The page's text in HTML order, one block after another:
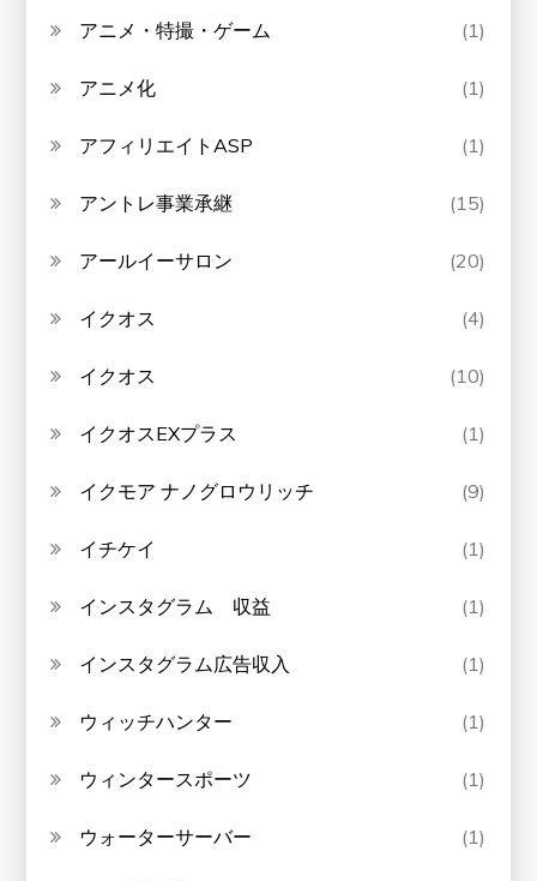
アニメ・特撮・ゲーム (1)
アニメ化 (1)
アフィリエイトASP (1)
アントレ事業承継 (15)
アールイーサロン (20)
イクオス (4)
イクオス (10)
イクオスEXプラス (1)
イクモア ナノグロウリッチ (9)
イチケイ (1)
インスタグラム 収益 (1)
インスタグラム広告収入 (1)
ウィッチハンター (1)
ウィンタースポーツ (1)
ウォーターサーバー (1)